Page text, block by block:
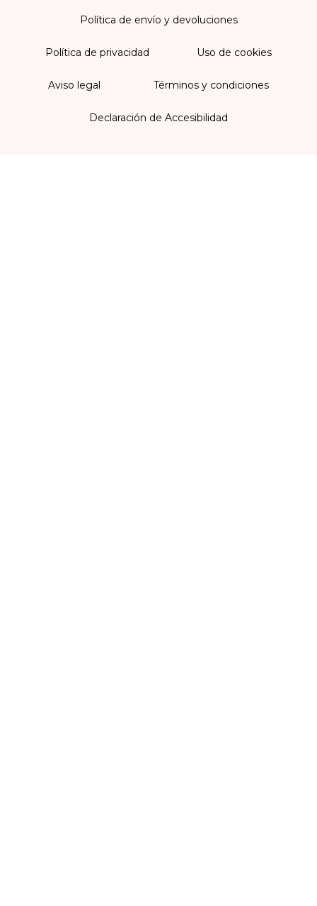
Política de envío y devoluciones
Política de privacidad Uso de cookies
Aviso legal Términos y condiciones
Declaración de Accesibilidad